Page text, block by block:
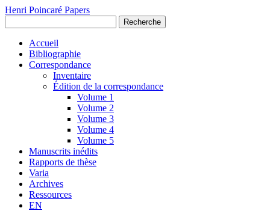
Henri Poincaré Papers
Recherche
Accueil
Bibliographie
Correspondance
Inventaire
Édition de la correspondance
Volume 1
Volume 2
Volume 3
Volume 4
Volume 5
Manuscrits inédits
Rapports de thèse
Varia
Archives
Ressources
EN